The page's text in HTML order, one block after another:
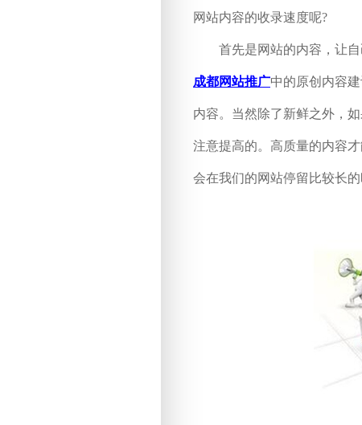
网站内容的收录速度呢?
首先是网站的内容，让自
成都网站推广中的原创内容
内容。当然除了新鲜之外，
注意提高的。高质量的内容
会在我们的网站停留比较长